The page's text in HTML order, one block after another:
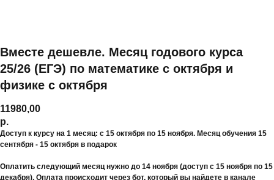
Вместе дешевле. Месяц годового курса
25/26 (ЕГЭ) по математике с октября и
физике с октября
11980,00
р.
Доступ к курсу на 1 месяц: с 15 октября по 15 ноября. Месяц обучения 15
сентября - 15 октября в подарок
Оплатить следующий месяц нужно до 14 ноября (доступ с 15 ноября по 15
декабря). Оплата происходит через бот, который вы найдете в канале